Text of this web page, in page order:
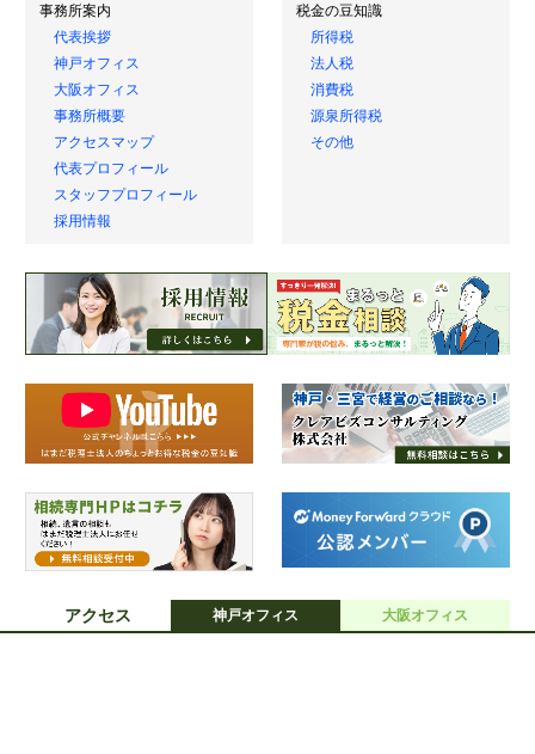
事務所案内
代表挨拶
神戸オフィス
大阪オフィス
事務所概要
アクセスマップ
代表プロフィール
スタッフプロフィール
採用情報
税金の豆知識
所得税
法人税
消費税
源泉所得税
その他
アクセス 神戸オフィス 大阪オフィス